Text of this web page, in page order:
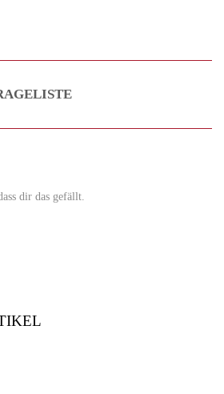
dir das gefällt.